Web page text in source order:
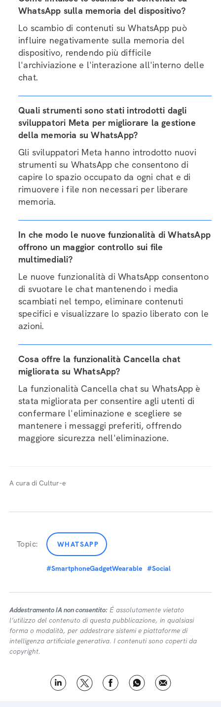
WhatsApp sulla memoria del dispositivo?
Lo scambio di contenuti su WhatsApp può
influire negativamente sulla memoria del
dispositivo, rendendo più difficile
l'archiviazione e l'interazione all'interno delle
chat.
Quali strumenti sono stati introdotti dagli
sviluppatori Meta per migliorare la gestione
della memoria su WhatsApp?
Gli sviluppatori Meta hanno introdotto nuovi
strumenti su WhatsApp che consentono di
capire lo spazio occupato da ogni chat e di
rimuovere i file non necessari per liberare
memoria.
In che modo le nuove funzionalità di WhatsApp
offrono un maggior controllo sui file
multimediali?
Le nuove funzionalità di WhatsApp consentono
di svuotare le chat mantenendo i media
scambiati nel tempo, eliminare contenuti
specifici e visualizzare lo spazio liberato con le
azioni.
Cosa offre la funzionalità Cancella chat
migliorata su WhatsApp?
La funzionalità Cancella chat su WhatsApp è
stata migliorata per consentire agli utenti di
confermare l'eliminazione e scegliere se
mantenere i messaggi preferiti, offrendo
maggiore sicurezza nell'eliminazione.
A cura di Cultur-e
Topic: WHATSAPP
#SmartphoneGadgetWearable #Social
Addestramento IA non consentito: É assolutamente vietato
l’utilizzo del contenuto di questa pubblicazione, in qualsiasi
forma o modalità, per addestrare sistemi e piattaforme di
intelligenza artificiale generativa. I contenuti sono coperti da
copyright.